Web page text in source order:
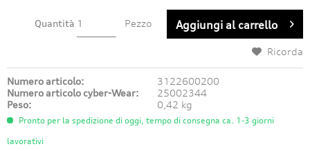
Quantità Pezzo Aggiungi al carrello
Ricorda
Numero articolo:
3122600200
Numero articolo cyber-Wear:
25002344
Peso:
0,42 kg
Pronto per la spedizione di oggi, tempo di consegna ca. 1-3 giorni
lavorativi